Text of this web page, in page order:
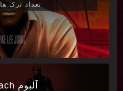
تعداد ترک ها 27
آلبوم Breach